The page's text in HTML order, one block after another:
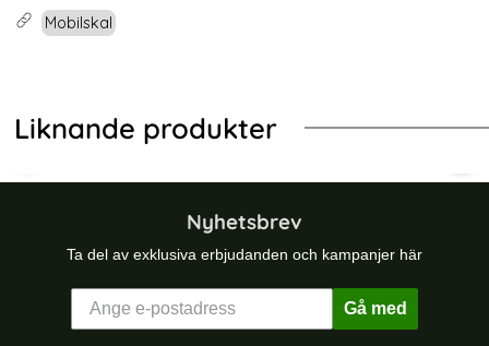
Mobilskal
Liknande produkter
Galaxy S25 Skal MagSafe TPU / Akryl Transparent
Samsung Galaxy S24 Plus Skal
Nyhetsbrev
Ta del av exklusiva erbjudanden och kampanjer här
Gå med